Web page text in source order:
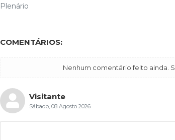
Plenário
COMENTÁRIOS:
Nenhum comentário feito ainda.
Visitante
Sábado, 08 Agosto 2026